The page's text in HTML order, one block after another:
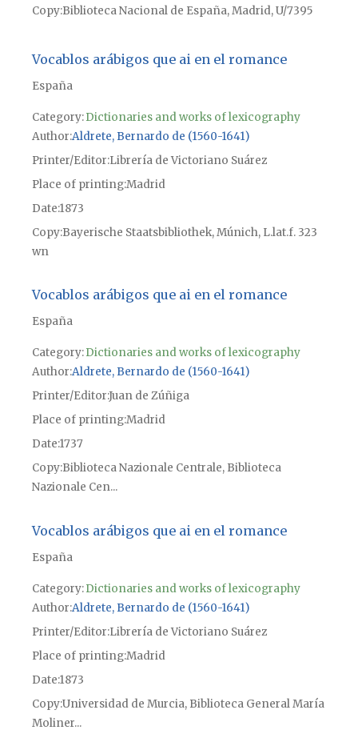
CopyBiblioteca Nacional de España, Madrid, U/7395
Vocablos arábigos que ai en el romance
España
Category:Dictionaries and works of lexicography
Author Aldrete, Bernardo de (1560-1641)
Printer/Editor Librería de Victoriano Suárez
Place of printingMadrid
Date1873
CopyBayerische Staatsbibliothek, Múnich, L.lat.f. 323
wn
Vocablos arábigos que ai en el romance
España
Category:Dictionaries and works of lexicography
Author Aldrete, Bernardo de (1560-1641)
Printer/EditorJuan de Zúñiga
Place of printingMadrid
Date1737
CopyBiblioteca Nazionale Centrale, Biblioteca
Nazionale Cen...
Vocablos arábigos que ai en el romance
España
Category:Dictionaries and works of lexicography
Author Aldrete, Bernardo de (1560-1641)
Printer/Editor Librería de Victoriano Suárez
Place of printingMadrid
Date1873
CopyUniversidad de Murcia, Biblioteca General María
Moliner...